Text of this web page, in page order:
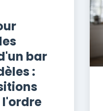
bar
:
l'ordre